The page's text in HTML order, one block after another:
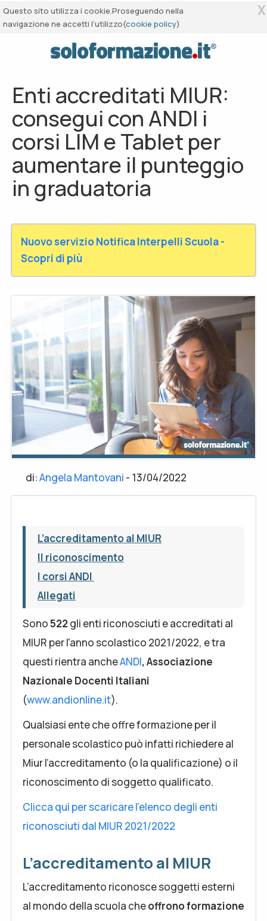
Questo sito utilizza i cookie.Proseguendo nella
navigazione ne accetti l’utilizzo(cookie policy)
X
Enti accreditati MIUR:
consegui con ANDI i
corsi LIM e Tablet per
aumentare il punteggio
in graduatoria
Nuovo servizio Notifica Interpelli Scuola -
Scopri di più
di:Angela Mantovani - 13/04/2022
L’accreditamento al MIUR
Il riconoscimento
I corsi ANDI
Allegati
Sono522gli enti riconosciuti e accreditati al
MIUR per l'anno scolastico 2021/2022, e tra
questi rientra ancheANDI, Associazione
Nazionale Docenti Italiani
(www.andionline.it).
Qualsiasi ente che offre formazione per il
personale scolastico può infatti richiedere al
Miur l’accreditamento (o la qualificazione) o il
riconoscimento di soggetto qualificato.
Clicca qui per scaricare l'elenco degli enti
riconosciuti dal MIUR 2021/2022
L’accreditamento al MIUR
L’accreditamento riconosce soggetti esterni
al mondo della scuola cheoffrono formazione